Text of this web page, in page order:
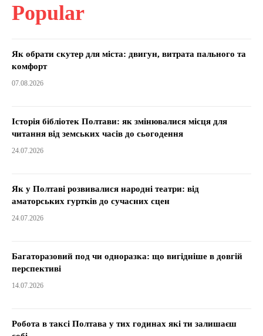
Popular
Як обрати скутер для міста: двигун, витрата пального та
комфорт
07.08.2026
Історія бібліотек Полтави: як змінювалися місця для
читання від земських часів до сьогодення
24.07.2026
Як у Полтаві розвивалися народні театри: від
аматорських гуртків до сучасних сцен
24.07.2026
Багаторазовий под чи одноразка: що вигідніше в довгій
перспективі
14.07.2026
Робота в таксі Полтава у тих годинах які ти залишаєш